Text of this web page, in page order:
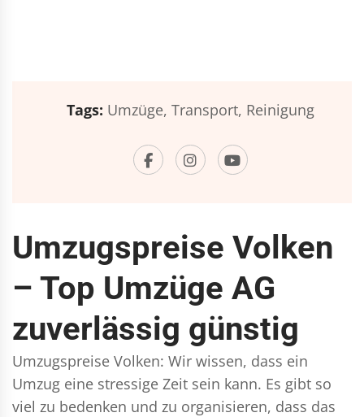
Tags: Umzüge, Transport, Reinigung
Umzugspreise Volken
– Top Umzüge AG
zuverlässig günstig
Umzugspreise Volken: Wir wissen, dass ein
Umzug eine stressige Zeit sein kann. Es gibt so
viel zu bedenken und zu organisieren, dass das